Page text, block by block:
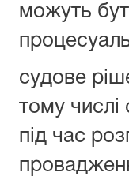
можуть
судове
тому числі
під час